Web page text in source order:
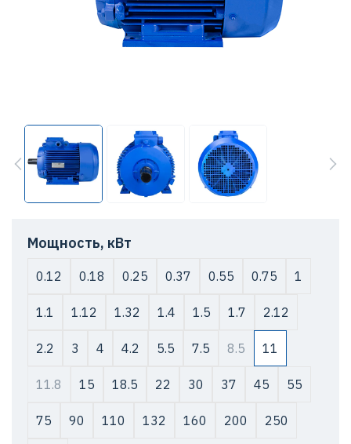
Мощность, кВт
0.12 0.18 0.25 0.37 0.55 0.75 1
1.1 1.12 1.32 1.4 1.5 1.7 2.12
2.2 3 4 4.2 5.5 7.5 8.5 11
11.8 15 18.5 22 30 37 45 55
75 90 110 132 160 200 250